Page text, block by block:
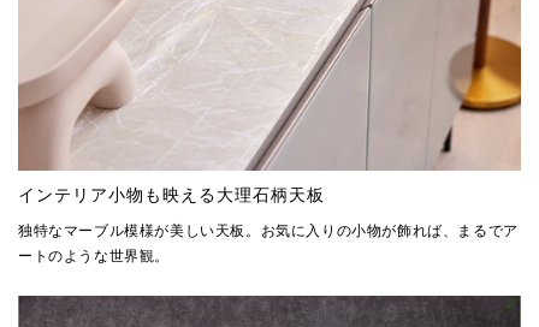
インテリア小物も映える大理石柄天板
独特なマーブル模様が美しい天板。お気に入りの小物が飾れば、まるでア
ートのような世界観。